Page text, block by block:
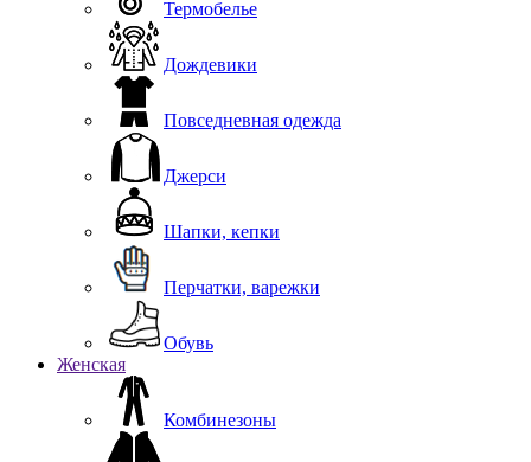
Термобелье
Дождевики
Повседневная одежда
Джерси
Шапки, кепки
Перчатки, варежки
Обувь
Женская
Комбинезоны